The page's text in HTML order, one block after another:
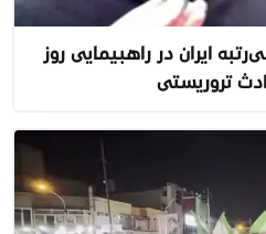
ایران در راهپیمایی روز
تروریستی